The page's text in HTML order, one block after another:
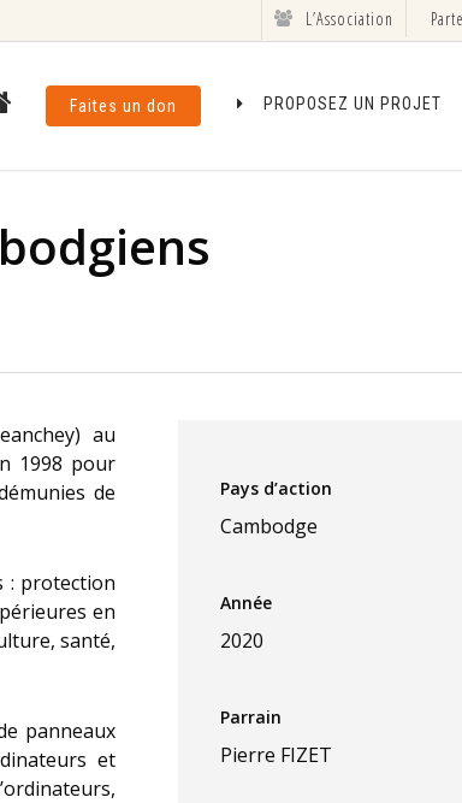
L’Association
Faites un don PROPOSEZ UN PROJET
au
1998 pour
de
: protection
en
santé,
panneaux
et
Pays d’action
Cambodge
Année
2020
Parrain
Pierre FIZET